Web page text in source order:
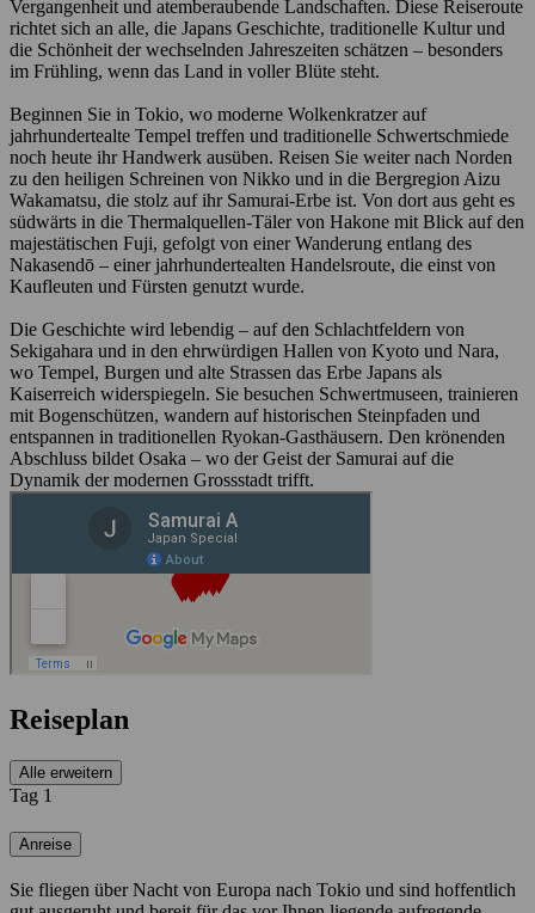
Vergangenheit und atemberaubende Landschaften. Diese Reiseroute
richtet sich an alle, die Japans Geschichte, traditionelle Kultur und
die Schönheit der wechselnden Jahreszeiten schätzen – besonders
im Frühling, wenn das Land in voller Blüte steht.
Beginnen Sie in Tokio, wo moderne Wolkenkratzer auf
jahrhundertealte Tempel treffen und traditionelle Schwertschmiede
noch heute ihr Handwerk ausüben. Reisen Sie weiter nach Norden
zu den heiligen Schreinen von Nikko und in die Bergregion Aizu
Wakamatsu, die stolz auf ihr Samurai-Erbe ist. Von dort aus geht es
südwärts in die Thermalquellen-Täler von Hakone mit Blick auf den
majestätischen Fuji, gefolgt von einer Wanderung entlang des
Nakasendō – einer jahrhundertealten Handelsroute, die einst von
Kaufleuten und Fürsten genutzt wurde.
Die Geschichte wird lebendig – auf den Schlachtfeldern von
Sekigahara und in den ehrwürdigen Hallen von Kyoto und Nara,
wo Tempel, Burgen und alte Strassen das Erbe Japans als
Kaiserreich widerspiegeln. Sie besuchen Schwertmuseen, trainieren
mit Bogenschützen, wandern auf historischen Steinpfaden und
entspannen in traditionellen Ryokan-Gasthäusern. Den krönenden
Abschluss bildet Osaka – wo der Geist der Samurai auf die
Dynamik der modernen Grossstadt trifft.
Reiseplan
Alle erweitern
Tag 1
Anreise
Sie fliegen über Nacht von Europa nach Tokio und sind hoffentlich